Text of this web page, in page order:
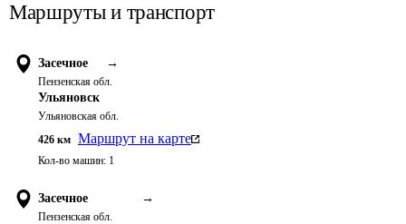
Маршруты и транспорт
Засечное →
Пензенская обл.
Ульяновск
Ульяновская обл.
426 км Маршрут на карте
Кол-во машин: 1
Засечное →
Пензенская обл.